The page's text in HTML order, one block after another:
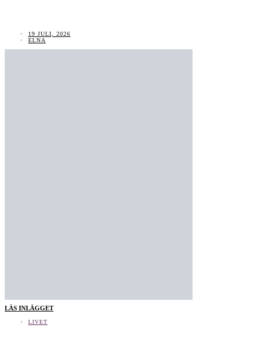
19 JULI, 2026
ELNA
LÄS INLÄGGET
LIVET